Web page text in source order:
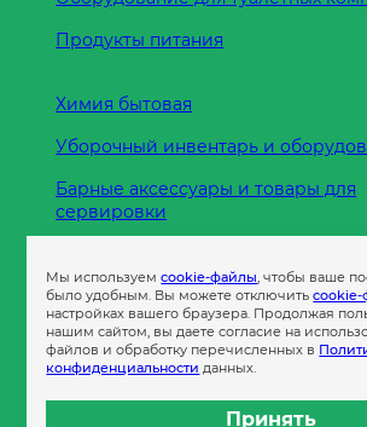
Продукты питания
Химия бытовая
Уборочный инвентарь и
Барные аксессуары и товары для
сервировки
Пленка
Пакеты и сумки
Контейнеры
Мы используемcookie-файлы, чтобы ваше
было удобным. Вы можете отключить
настройках вашего браузера. Продолжая
нашим сайтом, вы даете согласие на
файлов и обработку перечисленных в
конфиденциальности данных.
Принять